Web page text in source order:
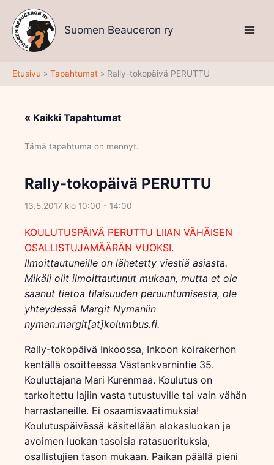
sisältöön
Suomen Beauceron ry
Etusivu Tapahtumat Rally-tokopäivä PERUTTU
« Kaikki Tapahtumat
Tämä tapahtuma on mennyt.
Rally-tokopäivä PERUTTU
13.5.2017 klo 10:00 - 14:00
KOULUTUSPÄIVÄ PERUTTU LIIAN VÄHÄISEN
OSALLISTUJAMÄÄRÄN VUOKSI.
Ilmoittautuneille on lähetetty viestiä asiasta.
Mikäli olit ilmoittautunut mukaan, mutta et ole
saanut tietoa tilaisuuden peruuntumisesta, ole
yhteydessä Margit Nymaniin
nyman.margit[at]kolumbus.fi.
Rally-tokopäivä Inkoossa, Inkoon koirakerhon
kentällä osoitteessa Västankvarnintie 35.
Kouluttajana Mari Kurenmaa. Koulutus on
tarkoitettu lajiin vasta tutustuville tai vain vähän
harrastaneille. Ei osaamisvaatimuksia!
Koulutuspäivässä käsitellään alokasluokan ja
avoimen luokan tasoisia ratasuorituksia,
osallistujien tason mukaan. Paikan päällä pieni